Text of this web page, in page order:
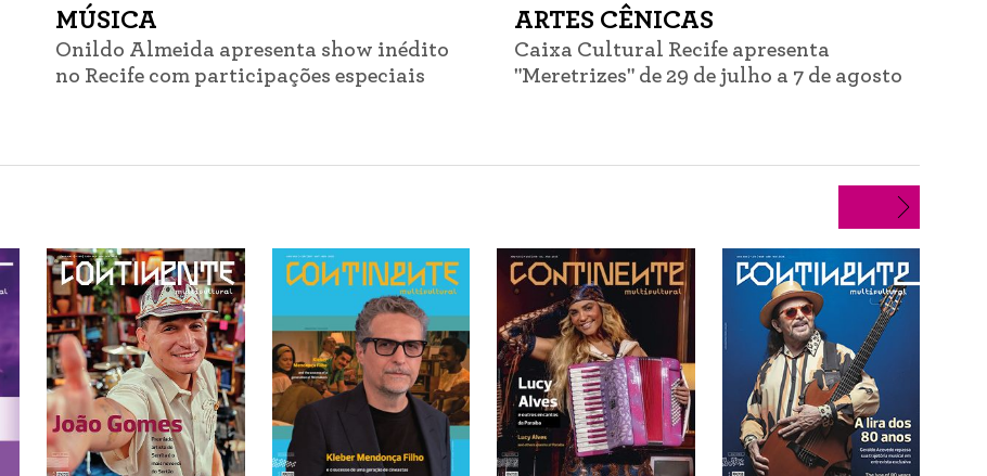
MÚSICA
Onildo Almeida apresenta show inédito
no Recife com participações especiais
ARTES CÊNICAS
Caixa Cultural Recife apresenta
"Meretrizes" de 29 de julho a 7 de agosto